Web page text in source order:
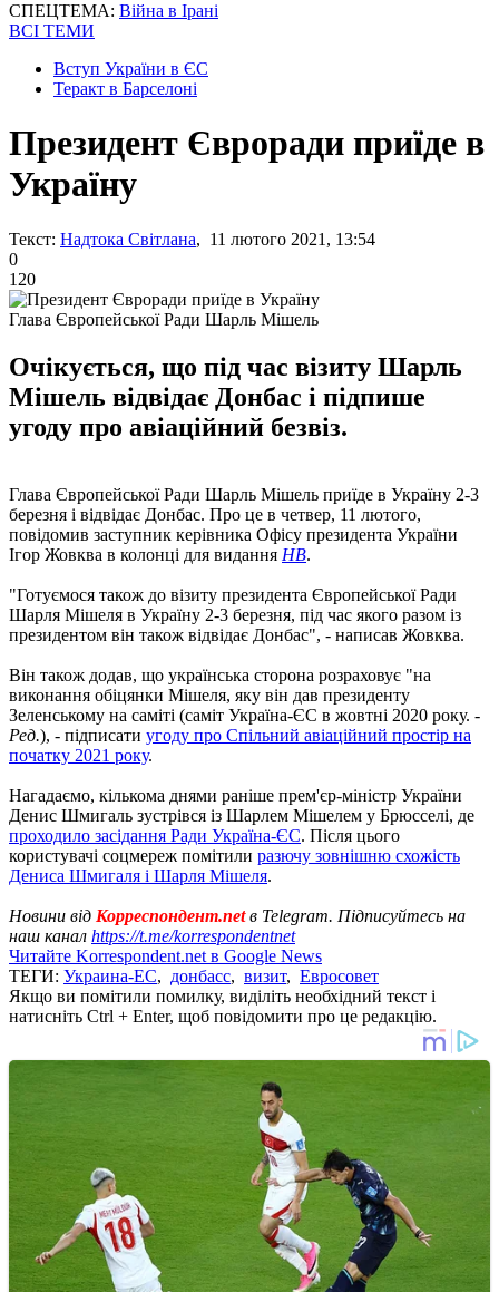
СПЕЦТЕМА: Війна в Ірані
ВСІ ТЕМИ
Вступ України в ЄС
Теракт в Барселоні
Президент Євроради приїде в
Україну
Текст: Надтока Світлана, 11 лютого 2021, 13:54
0
120
Глава Європейської Ради Шарль Мішель
Очікується, що під час візиту Шарль
Мішель відвідає Донбас і підпише
угоду про авіаційний безвіз.
Глава Європейської Ради Шарль Мішель приїде в Україну 2-3
березня і відвідає Донбас. Про це в четвер, 11 лютого,
повідомив заступник керівника Офісу президента України
Ігор Жовква в колонці для видання НВ.
"Готуємося також до візиту президента Європейської Ради
Шарля Мішеля в Україну 2-3 березня, під час якого разом із
президентом він також відвідає Донбас", - написав Жовква.
Він також додав, що українська сторона розраховує "на
виконання обіцянки Мішеля, яку він дав президенту
Зеленському на саміті (саміт Україна-ЄС в жовтні 2020 року. -
Ред.), - підписати угоду про Спільний авіаційний простір на
початку 2021 року.
Нагадаємо, кількома днями раніше прем'єр-міністр України
Денис Шмигаль зустрівся із Шарлем Мішелем у Брюсселі, де
проходило засідання Ради Україна-ЄС. Після цього
користувачі соцмереж помітили разючу зовнішню схожість
Дениса Шмигаля і Шарля Мішеля.
Новини від Корреспондент.netв Telegram. Підписуйтесь на
наш канал https://t.me/korrespondentnet
Читайте Korrespondent.net в Google News
ТЕГИ: Украина-ЕС, донбасс, визит, Евросовет
Якщо ви помітили помилку, виділіть необхідний текст і
натисніть Ctrl + Enter, щоб повідомити про це редакцію.